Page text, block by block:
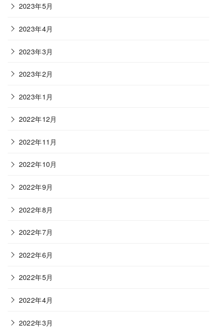
2023年5月
2023年4月
2023年3月
2023年2月
2023年1月
2022年12月
2022年11月
2022年10月
2022年9月
2022年8月
2022年7月
2022年6月
2022年5月
2022年4月
2022年3月